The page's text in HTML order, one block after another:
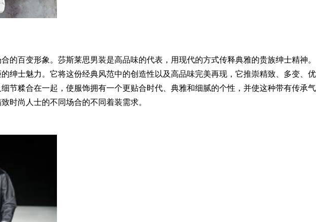
百变形象。莎斯莱思男装是高品味的代表，用现代的方式传释典雅的贵族绅士精神。
绅士魅力。它将这份经典风范中的创造性以及高品味完美再现，它推崇精致、多变、优
节糅合在一起，使服饰拥有一个更贴合时代、典雅和细腻的个性，并使这种带有传承气
时尚人士的不同场合的不同着装需求。